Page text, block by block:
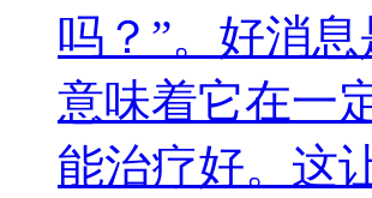
吗？”。好消
意味着它在一
能治疗好。这